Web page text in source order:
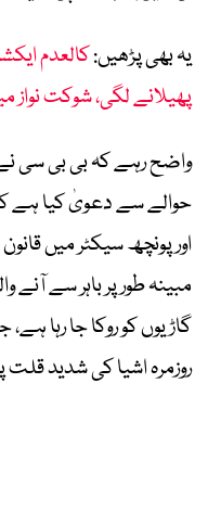
یہ بھی پڑھیں:کالعدم
پھیلانے لگی، شوکت نواز
واضح رہے کہ بی بی سی
حوالے سے دعویٰ کیا ہے
اور پونچھ سیکٹر میں
مبینہ طور پر باہر سے آنے
گاڑیوں کو روکا جا رہا
روزمرہ اشیا کی شدید